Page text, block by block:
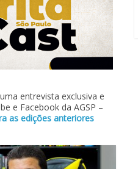
entrevista exclusiva e
e Facebook da AGSP –
as edições anteriores